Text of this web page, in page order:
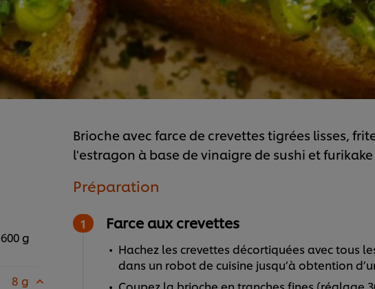
600 g
8 g
Brioche avec farce de crevettes tigrées lisses,
l'estragon à base de vinaigre de sushi et
Préparation
Farce aux crevettes
Hachez les crevettes décortiquées avec tous
dans un robot de cuisine jusqu’à obtention